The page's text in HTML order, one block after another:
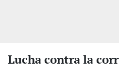
Lucha contra la